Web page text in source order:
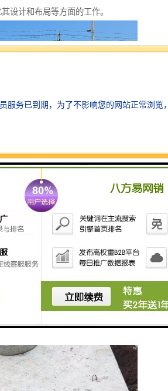
设计和布局等方面的工作。
全的坚实防线
设施的重要组成部分，为城市的安
保障。它们通过和沉淀污水中的杂
力破坏等方式，确保了城市的正常
产安全。